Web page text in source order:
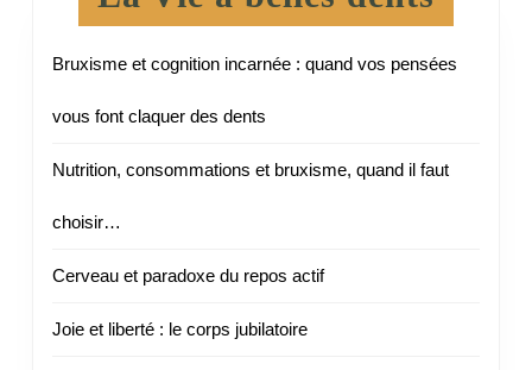
Bruxisme et cognition incarnée : quand vos pensées
vous font claquer des dents
Nutrition, consommations et bruxisme, quand il faut
choisir…
Cerveau et paradoxe du repos actif
Joie et liberté : le corps jubilatoire